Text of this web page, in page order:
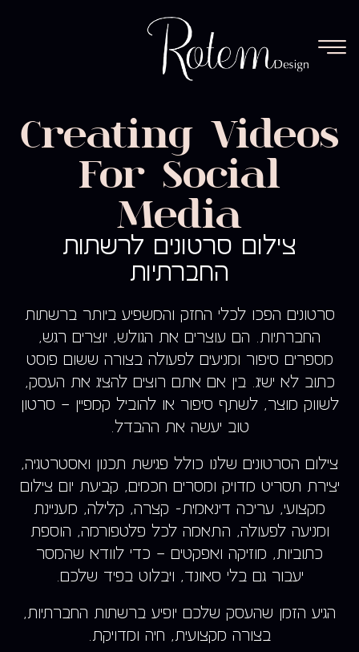
Creating Videos
For Social
Media
צילום סרטונים לרשתות
החברתיות
סרטונים הפכו לכלי החזק והמשפיע ביותר ברשתות
החברתיות. הם עוצרים את הגולש, יוצרים רגש,
מספרים סיפור ומניעים לפעולה בצורה ששום פוסט
כתוב לא ישיג. בין אם אתם רוצים להציג את העסק,
לשווק מוצר, לשתף סיפור או להוביל קמפיין – סרטון
טוב יעשה את ההבדל.
צילום הסרטונים שלנו כולל פגישת תכנון ואסטרטגיה,
יצירת תסריט מדויק ומסרים חכמים, קביעת יום צילום
מקצועי, עריכה דינאמית- קצרה, קלילה, מעניינת
ומניעה לפעולה, התאמה לכל פלטפורמה, הוספת
כתוביות, מוזיקה ואפקטים – כדי לוודא שהמסר
יעבור גם בלי סאונד, ויבלוט בפיד שלכם.
הגיע הזמן שהעסק שלכם יופיע ברשתות החברתיות,
בצורה מקצועית, חיה ומדויקת.